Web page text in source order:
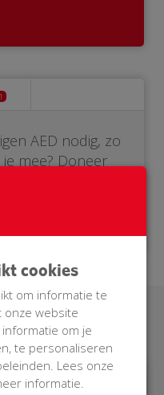
1
AED nodig, zo
mee? Doneer
cookies
om informatie te
onze website
om je
te personaliseren
Lees onze
informatie.